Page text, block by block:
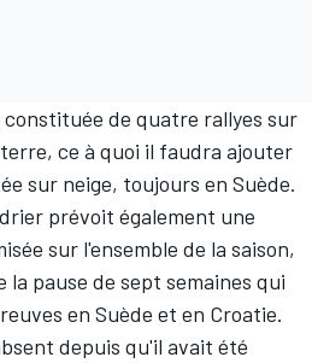
de quatre rallyes sur
ce à quoi il faudra ajouter
sur neige, toujours en Suède.
prévoit également une
sur l'ensemble de la saison,
pause de sept semaines qui
en Suède et en Croatie.
depuis qu'il avait été